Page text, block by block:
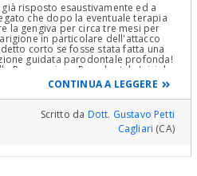
risposto esaustivamente ed a
che dopo la eventuale terapia
la gengiva per circa tre mesi per
in particolare dell'attacco
corto se fosse stata fatta una
guidata parodontale profonda!
Preparazione Parodontale Iniziale
Planing! Le ho spiegatto che Le
anzi, in genere possono
e Root planing! Quelle di 6
hanno raggiunto l'osso e
in genere di piccola entità che
ossea conservativa e resettiva!
CONTINUA A LEGGERE
Scritto da Dott. Gustavo Petti
Cagliari (CA)